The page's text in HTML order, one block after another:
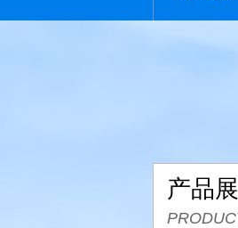
产品